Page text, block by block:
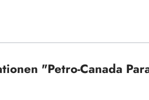
"Petro-Canada